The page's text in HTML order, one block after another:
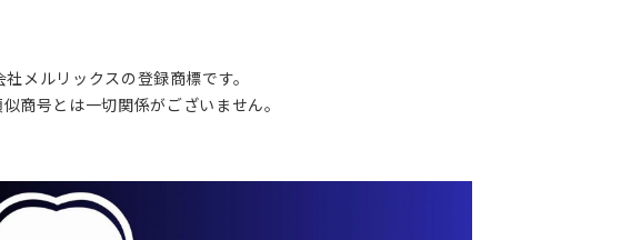
メルリックスの登録商標です。
商号とは一切関係がございません。